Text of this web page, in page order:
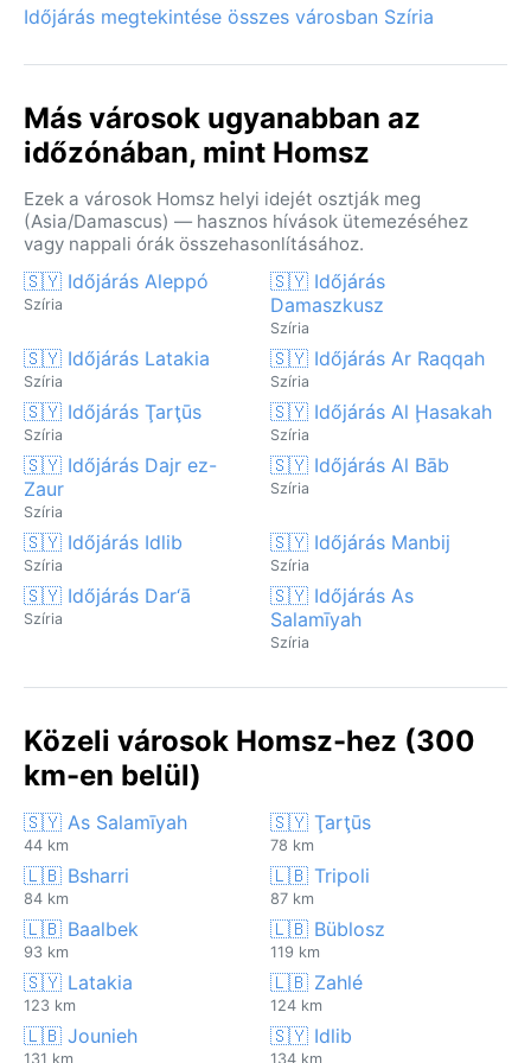
Időjárás megtekintése összes városban Szíria
Más városok ugyanabban az
időzónában, mint Homsz
Ezek a városok Homsz helyi idejét osztják meg
(Asia/Damascus) — hasznos hívások ütemezéséhez
vagy nappali órák összehasonlításához.
🇸🇾 Időjárás Aleppó
Szíria
🇸🇾 Időjárás
Damaszkusz
Szíria
🇸🇾 Időjárás Latakia
Szíria
🇸🇾 Időjárás Ar Raqqah
Szíria
🇸🇾 Időjárás Ţarţūs
Szíria
🇸🇾 Időjárás Al Ḩasakah
Szíria
🇸🇾 Időjárás Dajr ez-
Zaur
Szíria
🇸🇾 Időjárás Al Bāb
Szíria
🇸🇾 Időjárás Idlib
Szíria
🇸🇾 Időjárás Manbij
Szíria
🇸🇾 Időjárás Dar‘ā
Szíria
🇸🇾 Időjárás As
Salamīyah
Szíria
Közeli városok Homsz-hez (300
km-en belül)
🇸🇾 As Salamīyah
44 km
🇸🇾 Ţarţūs
78 km
🇱🇧 Bsharri
84 km
🇱🇧 Tripoli
87 km
🇱🇧 Baalbek
93 km
🇱🇧 Büblosz
119 km
🇸🇾 Latakia
123 km
🇱🇧 Zahlé
124 km
🇱🇧 Jounieh
131 km
🇸🇾 Idlib
134 km